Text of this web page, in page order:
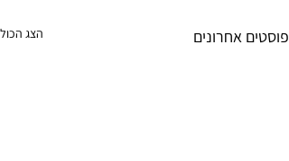
פוסטים אחרונים הצג הכול